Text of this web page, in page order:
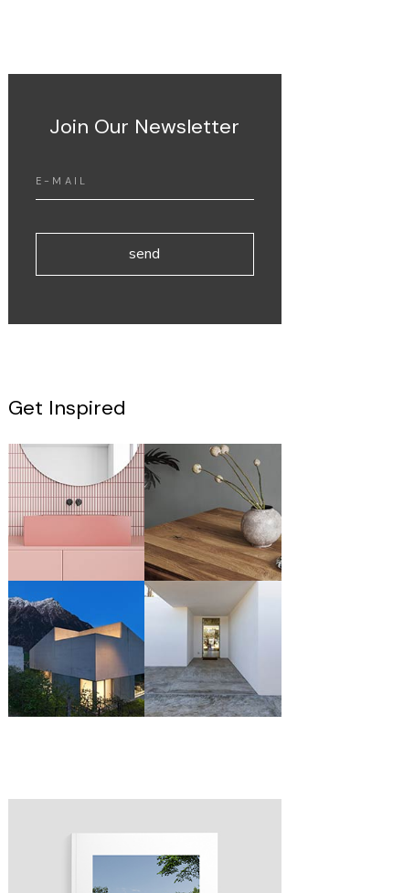
Join Our Newsletter
send
Get Inspired